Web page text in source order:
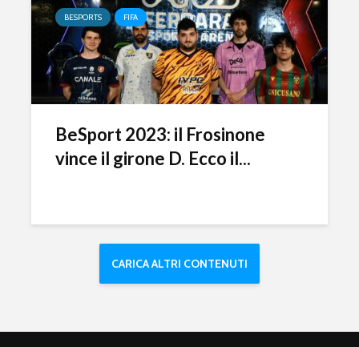
BESPORTS FIFA
BeSport 2023: il Frosinone
vince il girone D. Ecco il...
CARICA ALTRI CONTENUTI